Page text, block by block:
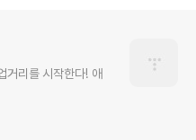
거리를 시작한다! 애